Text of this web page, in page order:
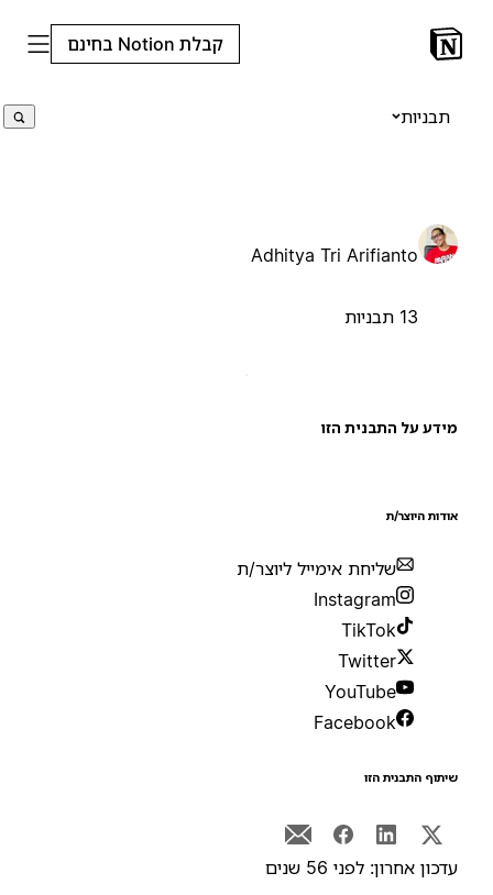
קבלת Notion בחינם
תבניות
Adhitya Tri Arifianto
על התבנית הזו
היוצר/ת
שליחת אימייל ליוצר/ת
Instagram
TikTok
Twitter
YouTube
Facebook
התבנית הזו
אחרון: לפני 56 שנים